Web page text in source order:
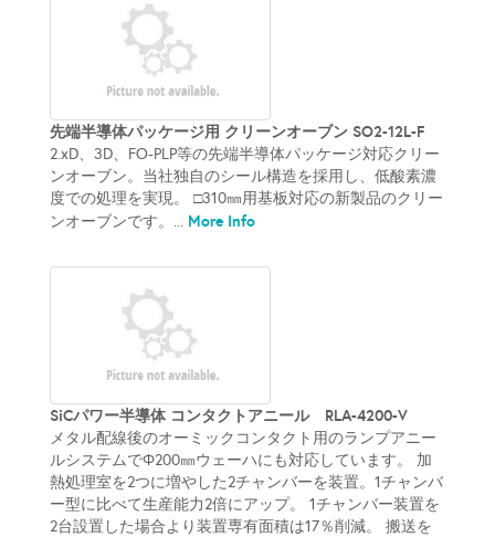
先端半導体パッケージ用 クリーンオーブン SO2-12L-F
2.xD、3D、FO-PLP等の先端半導体パッケージ対応クリー
ンオーブン。当社独自のシール構造を採用し、低酸素濃
度での処理を実現。 □310㎜用基板対応の新製品のクリー
ンオーブンです。... More Info
SiCパワー半導体 コンタクトアニール RLA-4200-V
メタル配線後のオーミックコンタクト用のランプアニー
ルシステムでΦ200㎜ウェーハにも対応しています。 加
熱処理室を2つに増やした2チャンバーを装置。1チャンバ
ー型に比べて生産能力2倍にアップ。 1チャンバー装置を
2台設置した場合より装置専有面積は17％削減。 搬送を